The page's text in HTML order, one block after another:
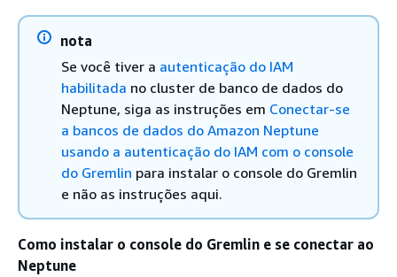
nota
Se você tiver a autenticação do IAM
habilitada no cluster de banco de dados do
Neptune, siga as instruções em Conectar-se
a bancos de dados do Amazon Neptune
usando a autenticação do IAM com o console
do Gremlin para instalar o console do Gremlin
e não as instruções aqui.
Como instalar o console do Gremlin e se conectar ao
Neptune